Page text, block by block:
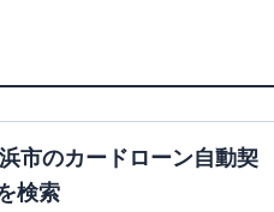
市のカードローン自動契
検索